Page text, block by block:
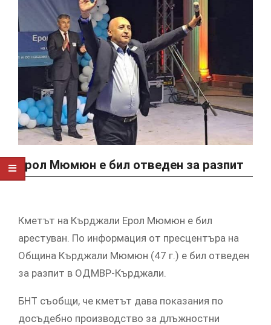
Ерол Мюмюн е бил отведен за разпит
Кметът на Кърджали Ерол Мюмюн е бил
арестуван. По информация от пресцентъра на
Община Кърджали Мюмюн (47 г.) е бил отведен
за разпит в ОДМВР-Кърджали.
БНТ съобщи, че кметът дава показания по
досъдебно производство за длъжностни